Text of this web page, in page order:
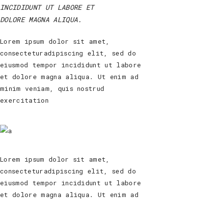
INCIDIDUNT UT LABORE ET
DOLORE MAGNA ALIQUA.
Lorem ipsum dolor sit amet,
consecteturadipiscing elit, sed do
eiusmod tempor incididunt ut labore
et dolore magna aliqua. Ut enim ad
minim veniam, quis nostrud
exercitation
Lorem ipsum dolor sit amet,
consecteturadipiscing elit, sed do
eiusmod tempor incididunt ut labore
et dolore magna aliqua. Ut enim ad